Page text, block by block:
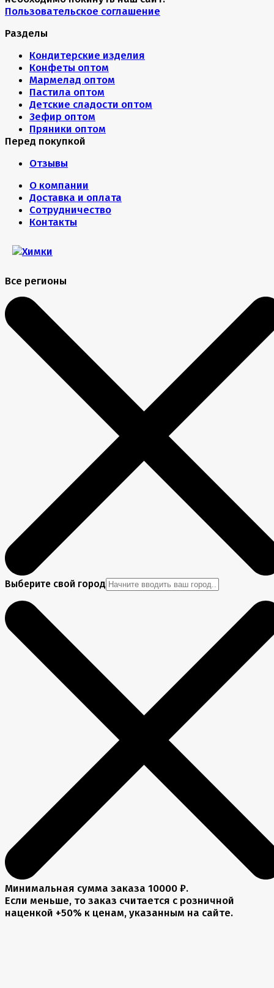
Пользовательское соглашение
Разделы
Кондитерские изделия
Конфеты оптом
Мармелад оптом
Пастила оптом
Детские сладости оптом
Зефир оптом
Пряники оптом
Перед покупкой
Отзывы
О компании
Доставка и оплата
Сотрудничество
Контакты
Все регионы
Выберите свой город
Минимальная сумма заказа 10000 ₽.
Если меньше, то заказ считается с розничной
наценкой +50% к ценам, указанным на сайте.